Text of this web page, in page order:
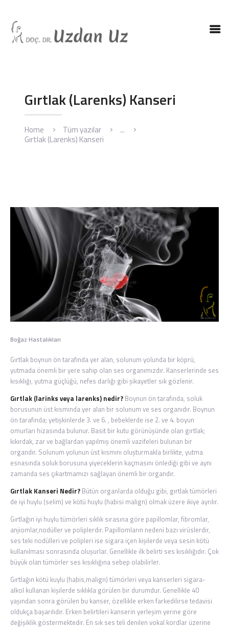
Gırtlak (Larenks) Kanseri
Home Tüm yazılar
...
Gırtlak (Larenks) Kanseri
KBB HASTALIKLARI
KBB AMELIYATLARI
BLOG
İLETIŞIM
Boğaz Hastalıkları
Gırtlak boynun ön tarafında yer alan, solunum yolunda bir köprü,
yutmada önemli bir yere sahip olan ses organımızdır. Kanserlerinde ses
kısıklığı, yutma güçlüğü, nefes darlığı gibi şikayetler sık gözlenir.
Gırtlak (larinks veya larenks) nedir? Boynun ön tarafında, soluk
borusunun üst kısmında yer alan bir solunum ve ses organıdır. Boynun
ön tarafında; yetişkinlerde 3. ve 6. , bebeklerde ise 2. ve 4. boyun
omurları hizasında bulunur. Basit bir kutu görünüşünde olan gırtlak;
kıkırdak, zar ve bağlardan yapılmış önemli vazifeleri bulunan bir
organdır. Solunum yolunun üst kısmını oluşturmakla birlikte, yutma
esnasında soluk borusuna yiyeceklerin kaçmasını önlediği gibi ve aynı
zamanda ses çıkartmamızı sağlayan önemli bir organdır.
Gırtlak Kanseri Nedir? Bütün organlarda olduğu gibi, gırtlak tümörleri
de iyi huylu (selim) ve kötü huylu (habisi malign) olmak üzere ikiye ayrılır.
Gırtlağın iyi huylu tümörleri sıklık sırasına göre papillomlar, fibromlar,
anjiomlar,nodüller ve poliplerdir. Papillomların nedeni bazı virüslerdir,
ses teki nodülleri ve polipleri ise sigara içen kişilerde veya sesin kötü
kullanılması sonrasında oluşurlar. Genellikle ilk belirti ses kısıklığıdır. Çok
büyük olan tümörler ses kısıklığına sebep olabilirler.
Gırtlağın kötü kuylu (habis,malign) tümörleri veya kanserleri sigara-
alkol kullanan kişilerde sıklıkla görülen bir durumdur. Genellikle 40
yaşından sonra görülen bu kanser, özellikle erken farkedilirse tedavisi
oldukça başarılıdır. Erken belirtileri kanserin yerleşim yerine göre
değişiklik göstermektedir. En sık ses teli denilen vokal kordlar üzerine